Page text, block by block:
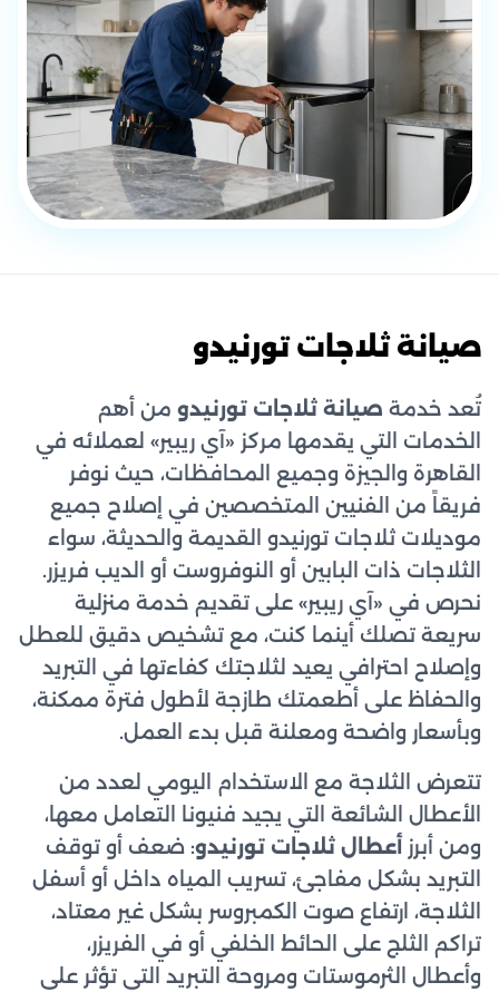
صيانة ثلاجات تورنيدو
تُعد خدمة صيانة ثلاجات تورنيدو من أهم
الخدمات التي يقدمها مركز «آي ريبير» لعملائه في
القاهرة والجيزة وجميع المحافظات، حيث نوفر
فريقاً من الفنيين المتخصصين في إصلاح جميع
موديلات ثلاجات تورنيدو القديمة والحديثة، سواء
الثلاجات ذات البابين أو النوفروست أو الديب فريزر.
نحرص في «آي ريبير» على تقديم خدمة منزلية
سريعة تصلك أينما كنت، مع تشخيص دقيق للعطل
وإصلاح احترافي يعيد لثلاجتك كفاءتها في التبريد
والحفاظ على أطعمتك طازجة لأطول فترة ممكنة،
وبأسعار واضحة ومعلنة قبل بدء العمل.
تتعرض الثلاجة مع الاستخدام اليومي لعدد من
الأعطال الشائعة التي يجيد فنيونا التعامل معها،
ومن أبرز أعطال ثلاجات تورنيدو: ضعف أو توقف
التبريد بشكل مفاجئ، تسريب المياه داخل أو أسفل
الثلاجة، ارتفاع صوت الكمبروسر بشكل غير معتاد،
تراكم الثلج على الحائط الخلفي أو في الفريزر،
وأعطال الثرموستات ومروحة التبريد التي تؤثر على